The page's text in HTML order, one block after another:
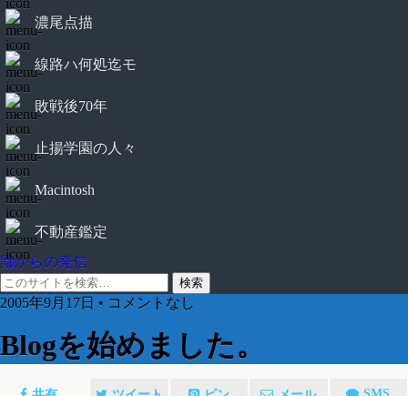
濃尾点描
線路ハ何処迄モ
敗戦後70年
止揚学園の人々
Macintosh
不動産鑑定
鄙からの発信
2005年9月17日 • コメントなし
Blogを始めました。